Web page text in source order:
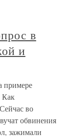
в
и
примере
Как
во
обвинения
зажимали